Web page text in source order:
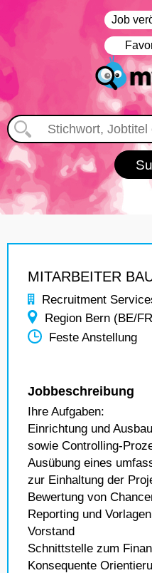
Job
MITARBEITER
Recruitment
Region Bern (BE/
Feste Anstellung
Jobbeschreibung
Ihre Aufgaben:
Einrichtung und
sowie Controlling-
Ausübung eines
zur Einhaltung der
Bewertung von
Reporting und
Vorstand
Schnittstelle zum
Konsequente